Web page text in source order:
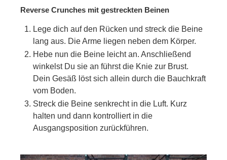
Reverse Crunches mit gestreckten Beinen
Lege dich auf den Rücken und streck die Beine
lang aus. Die Arme liegen neben dem Körper.
Hebe nun die Beine leicht an. Anschließend
winkelst Du sie an führst die Knie zur Brust.
Dein Gesäß löst sich allein durch die Bauchkraft
vom Boden.
Streck die Beine senkrecht in die Luft. Kurz
halten und dann kontrolliert in die
Ausgangsposition zurückführen.